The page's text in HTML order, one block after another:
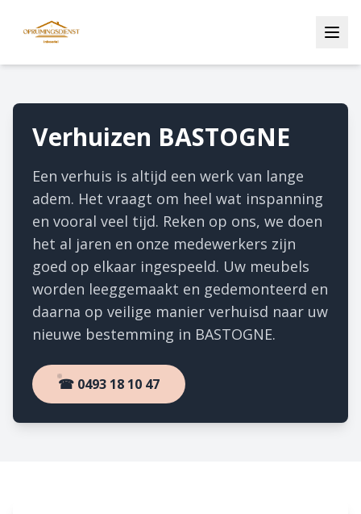
Verhuizen BASTOGNE
Een verhuis is altijd een werk van lange
adem. Het vraagt om heel wat inspanning
en vooral veel tijd. Reken op ons, we doen
het al jaren en onze medewerkers zijn
goed op elkaar ingespeeld. Uw meubels
worden leeggemaakt en gedemonteerd en
daarna op veilige manier verhuisd naar uw
nieuwe bestemming in BASTOGNE.
☎ 0493 18 10 47